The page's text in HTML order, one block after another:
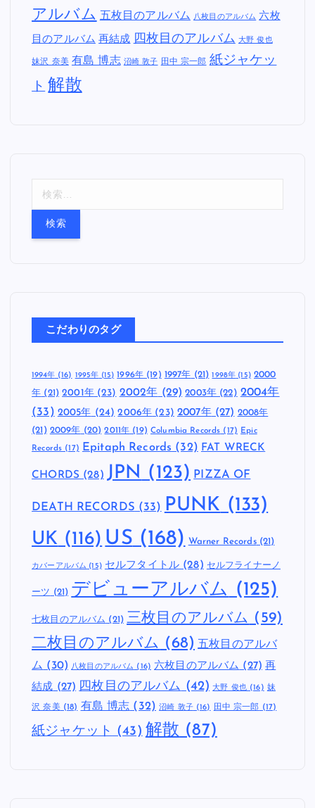
アルバム 五枚目のアルバム 八枚目のアルバム 六枚
目のアルバム 再結成 四枚目のアルバム 大野 俊也
妹沢 奈美 有島 博志 沼崎 敦子 田中 宗一郎 紙ジャケッ
ト 解散
こだわりのタグ
1994年(16) 1995年 (15) 1996年(19) 1997年 (21) 1998年 (15) 2000
年 (21) 2001年(23) 2002年 (29) 2003年 (22) 2004年
(33) 2005年 (24) 2006年 (23) 2007年(27) 2008年
(21) 2009年 (20) 2011年 (19) Columbia Records (17) Epic
Records (17) Epitaph Records (32) FAT WRECK
CHORDS (28) JPN (123) PIZZA OF
DEATH RECORDS (33) PUNK (133)
UK (116) US (168) Warner Records(21)
カバーアルバム (15) セルフタイトル(28) セルフライナーノ
ーツ (21) デビューアルバム (125)
七枚目のアルバム (21) 三枚目のアルバム (59)
二枚目のアルバム (68) 五枚目のアルバ
ム (30) 八枚目のアルバム (16) 六枚目のアルバム (27) 再
結成 (27) 四枚目のアルバム (42) 大野 俊也(16) 妹
沢 奈美(18) 有島 博志 (32) 沼崎 敦子(16) 田中 宗一郎 (17)
紙ジャケット (43) 解散 (87)